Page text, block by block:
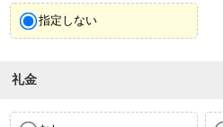
指定しない
礼金